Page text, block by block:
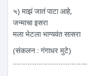
५) माझं जातं पाटा आहे,
जन्माचा इसरा
मला भेटला भाग्यवंत सासरा
(संकलन : गंगाधर मुटे)
…………………………………..